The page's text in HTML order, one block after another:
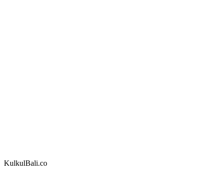
KulkulBali.co